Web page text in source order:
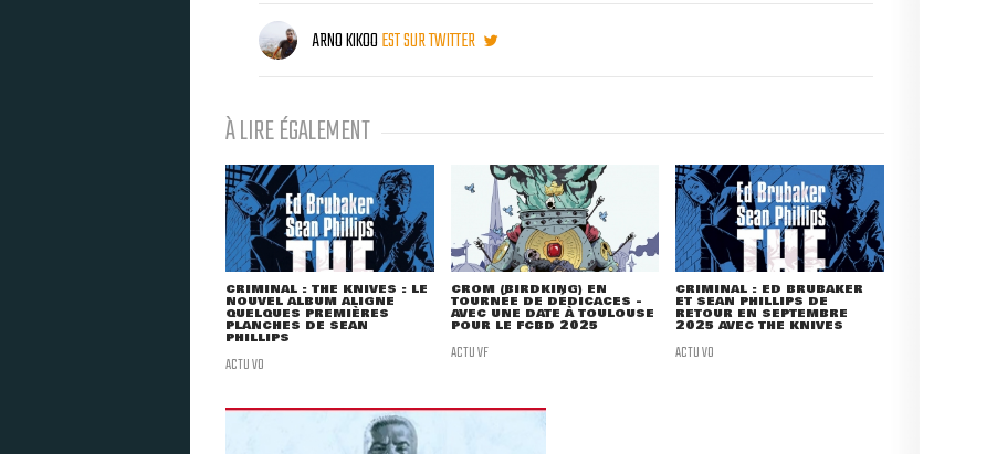
ARNO KIKOOEST SUR TWITTER
À LIRE ÉGALEMENT
CRIMINAL : THE KNIVES : LE
NOUVEL ALBUM ALIGNE
QUELQUES PREMIÈRES
PLANCHES DE SEAN
PHILLIPS
ACTU VO
CROM (BIRDKING) EN
TOURNÉE DE DÉDICACES -
AVEC UNE DATE À TOULOUSE
POUR LE FCBD 2025
ACTU VF
CRIMINAL : ED BRUBAKER
ET SEAN PHILLIPS DE
RETOUR EN SEPTEMBRE
2025 AVEC THE KNIVES
ACTU VO